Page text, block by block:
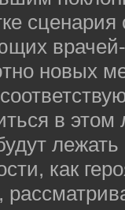
сценария
врачей-
новых
в этом
как